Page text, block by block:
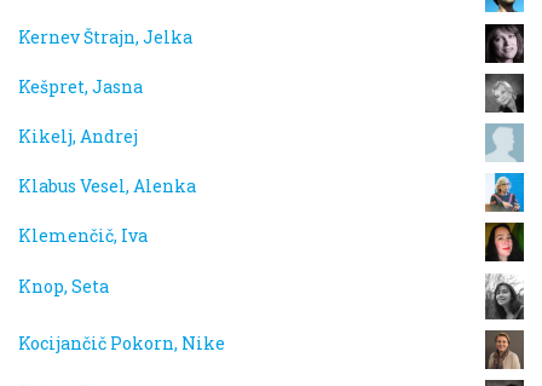
Kernev Štrajn, Jelka
Kešpret, Jasna
Kikelj, Andrej
Klabus Vesel, Alenka
Klemenčič, Iva
Knop, Seta
Kocijančič Pokorn, Nike